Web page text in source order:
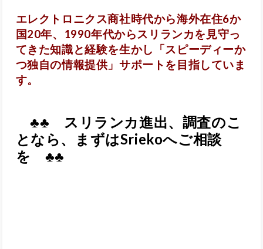
エレクトロニクス商社時代から海外在住6か
国20年、1990年代からスリランカを見守っ
てきた知識と経験を生かし「スピーディーか
つ独自の情報提供」サポートを目指していま
す。
♣♣ スリランカ進出、調査のこ
となら、まずはSriekoへご相談
を ♣♣